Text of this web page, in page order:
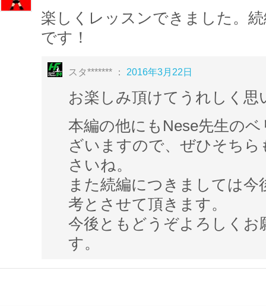
ベリーダンスの動きを楽しみながら、
目指すものとなっております。
う！！！
また、ウエストをシェイプすることに
だの悩みの一つ、
便秘の解消の効果もあ
インナーマッスルを鍛え、
痩せ易い 、
を目指しましょう！！！
★今回登場するステップ
チェストリフト
チェストドロップ
楽しくレッスンできました。
です！
スタ******* ： 2016年3月22日
お楽しみ頂けてうれしく思
本編の他にもNese先生の
ざいますので、ぜひそちら
さいね。
また続編につきましては今
考とさせて頂きます。
今後ともどうぞよろしくお
す。